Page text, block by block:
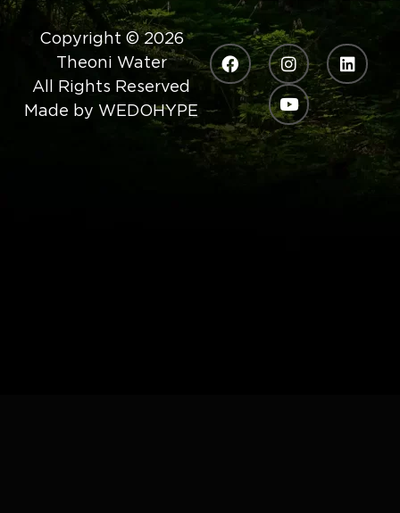
Copyright © 2026
Theoni Water
All Rights Reserved
Made by WEDOHYPE